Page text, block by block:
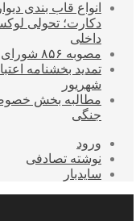
انواع قاب بندی
دکارت؛ تحولی
داخلی
مصوبه ۸۵۶ شورای رقابت؛ این جاده یک‌طرفه است
شهریور
مطالبه بخش
جنگی
ورود
نوشته تصادفی
سایدبار